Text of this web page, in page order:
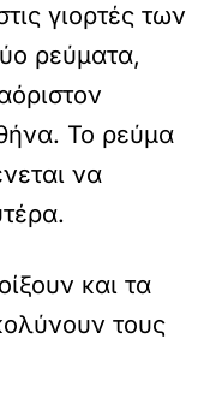
γιορτές των
ρεύματα,
Το ρεύμα
να
και τα
τους